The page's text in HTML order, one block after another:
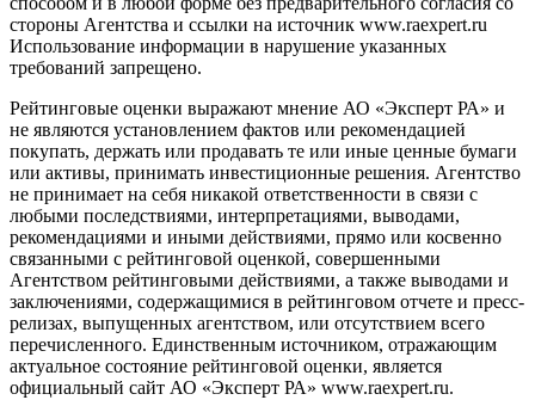
стороны Агентства и ссылки на источник www.raexpert.ru
Использование информации в нарушение указанных
требований запрещено.
Рейтинговые оценки выражают мнение АО «Эксперт РА» и
не являются установлением фактов или рекомендацией
покупать, держать или продавать те или иные ценные бумаги
или активы, принимать инвестиционные решения. Агентство
не принимает на себя никакой ответственности в связи с
любыми последствиями, интерпретациями, выводами,
рекомендациями и иными действиями, прямо или косвенно
связанными с рейтинговой оценкой, совершенными
Агентством рейтинговыми действиями, а также выводами и
заключениями, содержащимися в рейтинговом отчете и пресс-
релизах, выпущенных агентством, или отсутствием всего
перечисленного. Единственным источником, отражающим
актуальное состояние рейтинговой оценки, является
официальный сайт АО «Эксперт РА» www.raexpert.ru.